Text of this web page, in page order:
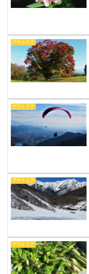
アウトドア
アウトドア
アウトドア
アウトドア